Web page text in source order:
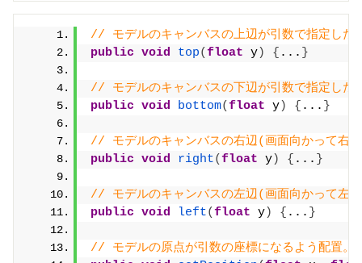
// モデルのキャンバスの上辺が引数で指定し
public void top(float y) { ... }
// モデルのキャンバスの下辺が引数で指定し
public void bottom(float y) { ... }
// モデルのキャンバスの右辺(画面向かって右
public void right(float y) { ... }
// モデルのキャンバスの左辺(画面向かって左
public void left(float y) { ... }
// モデルの原点が引数の座標になるよう配置。